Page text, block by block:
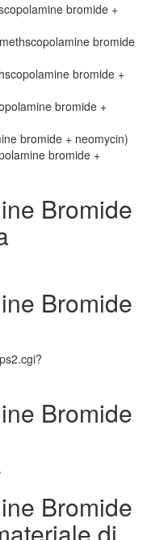
bromide +
bromide
bromide +
bromide +
bromide + neomycin)
bromide +
Bromide
Bromide
Bromide
Bromide